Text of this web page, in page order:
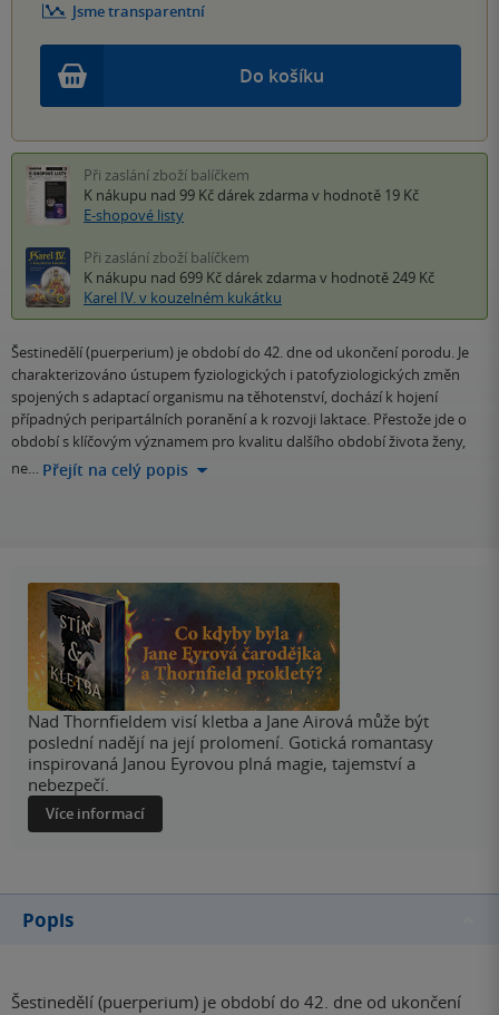
Do košíku
Jsme transparentní
Při zaslání zboží balíčkem
K nákupu nad 99 Kč dárek zdarma v hodnotě 19 Kč
E-shopové listy
Při zaslání zboží balíčkem
K nákupu nad 699 Kč dárek zdarma v hodnotě 249 Kč
Karel IV. v kouzelném kukátku
Šestinedělí (puerperium) je období do 42. dne od ukončení porodu. Je
charakterizováno ústupem fyziologických i patofyziologických změn
spojených s adaptací organismu na těhotenství, dochází k hojení
případných peripartálních poranění a k rozvoji laktace. Přestože jde o
období s klíčovým významem pro kvalitu dalšího období života ženy,
ne… Přejít na celý popis
Nad Thornfieldem visí kletba a Jane Airová může být
poslední nadějí na její prolomení. Gotická romantasy
inspirovaná Janou Eyrovou plná magie, tajemství a
nebezpečí.
Více informací
Popis
Šestinedělí (puerperium) je období do 42. dne od ukončení